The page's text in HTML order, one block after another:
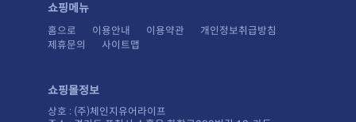
쇼핑메뉴
홈으로 이용안내 이용약관
개인정보취급방침
제휴문의
사이트맵
쇼핑몰정보
상호 : (주)체인지유어라이프